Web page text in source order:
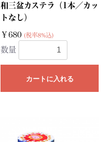
和三盆カステラ（1本／カッ
トなし）
￥680 (税率8%込)
数量
カートに入れる